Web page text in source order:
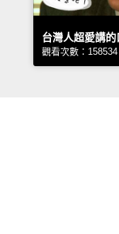
台灣人超愛講
觀看次數：